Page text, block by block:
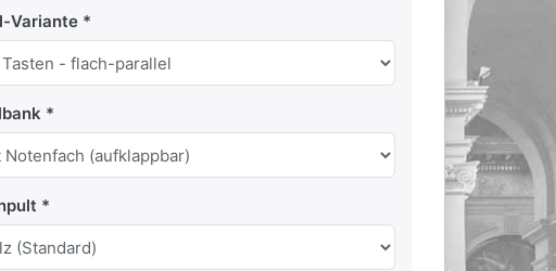
Variante